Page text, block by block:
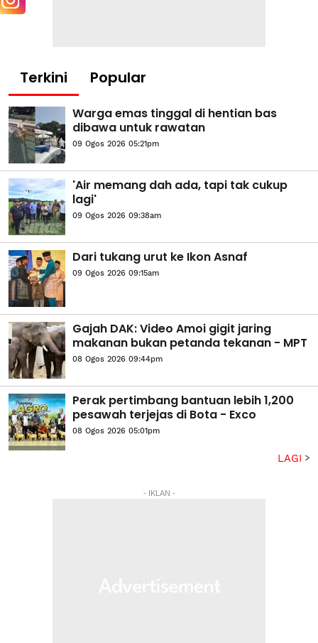
Terkini Popular
Warga emas tinggal di hentian bas
dibawa untuk rawatan
09 Ogos 2026 05:21pm
'Air memang dah ada, tapi tak cukup
lagi'
09 Ogos 2026 09:38am
Dari tukang urut ke Ikon Asnaf
09 Ogos 2026 09:15am
Gajah DAK: Video Amoi gigit jaring
makanan bukan petanda tekanan - MPT
08 Ogos 2026 09:44pm
Perak pertimbang bantuan lebih 1,200
pesawah terjejas di Bota - Exco
08 Ogos 2026 05:01pm
LAGI
- IKLAN -